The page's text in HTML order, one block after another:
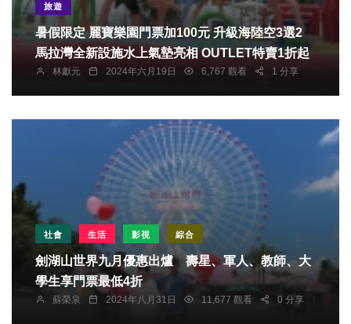
旅遊
暑假限定 麗寶樂園門票加100元 升級海陸空3選2
馬拉灣全新設施水上氣墊亮相 OUTLET特賣1折起
林獻元 2024年六月19日 6,767 觀看 1 分享
社會 生活 影視 綜合
劍湖山世界九月優惠出爐 壽星、軍人、教師、大
學生享門票最低4折
蘇榮泉 2024年八月31日 11,677 觀看 0 分享